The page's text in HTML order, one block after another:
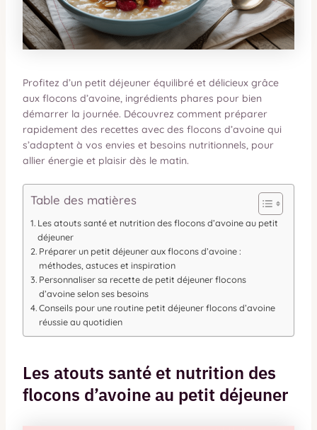
Profitez d’un petit déjeuner équilibré et délicieux grâce
aux flocons d’avoine, ingrédients phares pour bien
démarrer la journée. Découvrez comment préparer
rapidement des recettes avec des flocons d’avoine qui
s’adaptent à vos envies et besoins nutritionnels, pour
allier énergie et plaisir dès le matin.
Table des matières
Les atouts santé et nutrition des flocons d’avoine au petit
déjeuner
Préparer un petit déjeuner aux flocons d’avoine :
méthodes, astuces et inspiration
Personnaliser sa recette de petit déjeuner flocons
d’avoine selon ses besoins
Conseils pour une routine petit déjeuner flocons d’avoine
réussie au quotidien
Les atouts santé et nutrition des
flocons d’avoine au petit déjeuner